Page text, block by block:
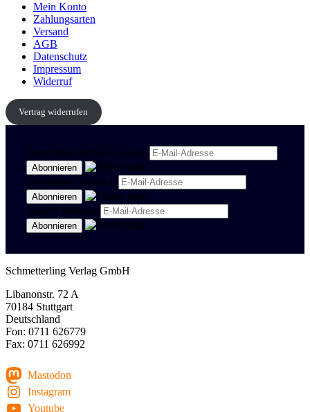
Mein Konto
Zahlungsarten
Versand
AGB
Datenschutz
Impressum
Widerruf
Vertrag widerrufen
Newsletter Politik & Kultur
Newsletter Spanisch
Region Stuttgart
Schmetterling Verlag GmbH
Libanonstr. 72 A
70184 Stuttgart
Deutschland
Fon: 0711 626779
Fax: 0711 626992
Mastodon
Instagram
Youtube